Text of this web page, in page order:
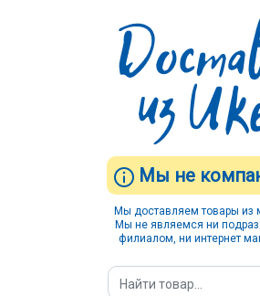
Мы не
Мы доставляем товары из
Мы не являемся ни
филиалом, ни интернет